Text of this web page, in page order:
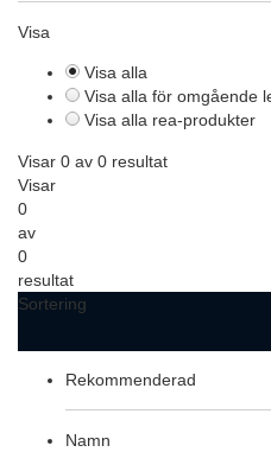
Visa
Visa alla
Visa alla för omgående
Visa alla rea-produkter
Visar 0 av 0 resultat
Visar
0
av
0
resultat
Sortering
Rekommenderad
Namn